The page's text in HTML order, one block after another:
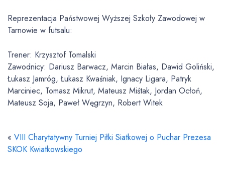
Reprezentacja Państwowej Wyższej Szkoły Zawodowej w
Tarnowie w futsalu:
Trener: Krzysztof Tomalski
Zawodnicy: Dariusz Barwacz, Marcin Białas, Dawid Goliński,
Łukasz Jamróg, Łukasz Kwaśniak, Ignacy Ligara, Patryk
Marciniec, Tomasz Mikrut, Mateusz Miśtak, Jordan Ocłoń,
Mateusz Soja, Paweł Węgrzyn, Robert Witek
« VIII Charytatywny Turniej Piłki Siatkowej o Puchar Prezesa
SKOK Kwiatkowskiego